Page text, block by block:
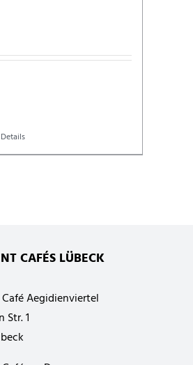
Details
CAFÉS LÜBECK
Aegidienviertel
Str. 1